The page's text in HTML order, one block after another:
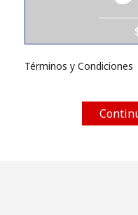
Inicia
Términos y Condiciones